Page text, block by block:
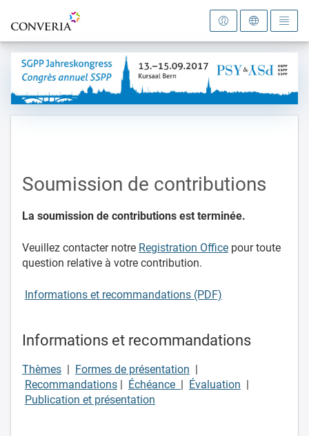
Vers la page d'accueil
Soumission de contributions
La soumission de contributions est terminée.
Veuillez contacter notre Registration Office pour toute
question relative à votre contribution.
Informations et recommandations (PDF)
Informations et recommandations
Thèmes | Formes de présentation |
Recommandations | Échéance | Évaluation |
Publication et présentation